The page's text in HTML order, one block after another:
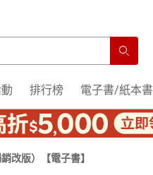
排行榜 電子書/紙本書
改版）【電子書】